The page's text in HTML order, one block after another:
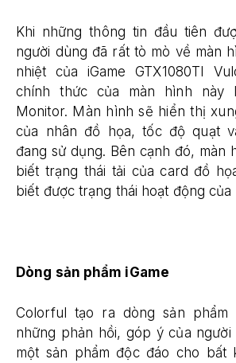
Khi những thông tin đầu tiên
người dùng đã rất tò mò về màn
nhiệt của iGame GTX1080TI
chính thức của màn hình này
Monitor. Màn hình sẽ hiển thị
của nhân đồ họa, tốc độ quạt
đang sử dụng. Bên cạnh đó, màn
biết trạng thái tải của card đồ
biết được trạng thái hoạt động của
Dòng sản phẩm iGame
Colorful tạo ra dòng sản phẩm
những phản hồi, góp ý của
một sản phẩm độc đáo cho bất